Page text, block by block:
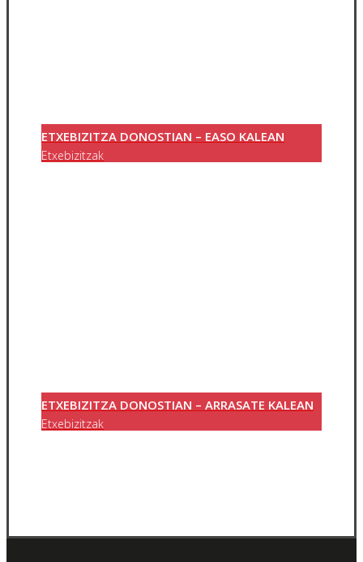
ETXEBIZITZA DONOSTIAN – EASO KALEAN
Etxebizitzak
ETXEBIZITZA DONOSTIAN – ARRASATE KALEAN
Etxebizitzak